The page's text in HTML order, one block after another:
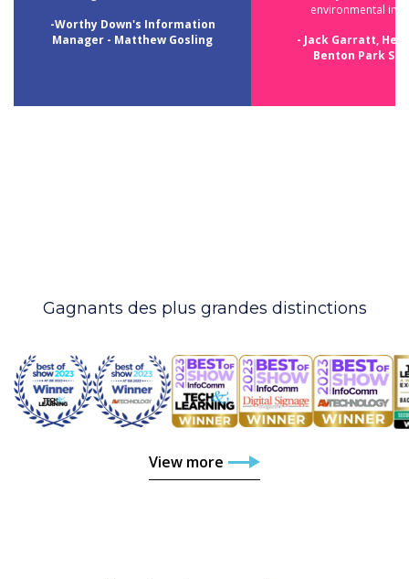
-Worthy Down's Information
Manager - Matthew Gosling
environmental
- Jack Garratt,
Benton Park
Gagnants des plus grandes distinctions
View more